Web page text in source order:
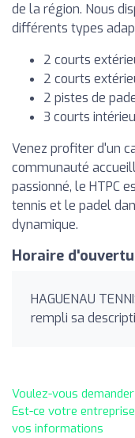
de la région. Nous
différents types
2 courts
2 courts
2 pistes de
3 courts
Venez profiter d'un
communauté
passionné, le HTPC
tennis et le padel
dynamique.
Horaire
HAGUENAU
rempli sa
Voulez-vous
Est-ce votre
vos informations